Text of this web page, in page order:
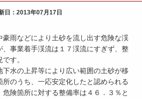
日： 2013年07月17日
雨などにより土砂を流し出す危険な渓
事業着手渓流は１７渓流にすぎず、整
す。
水の上昇等により広い範囲の土砂が移
のうち、一応安定化したと認められる
危険箇所に対する整備率は４６．３％と